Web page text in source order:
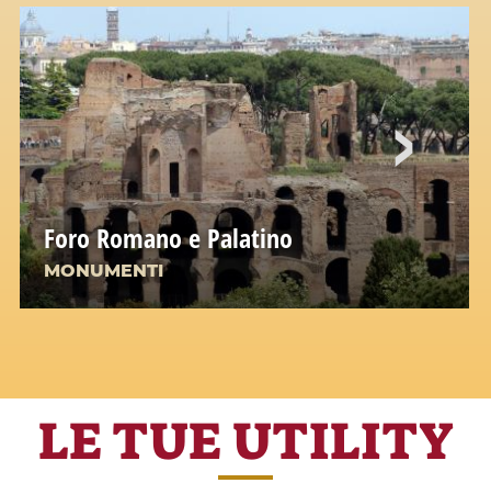
Foro Romano e Palatino
MONUMENTI
LE TUE UTILITY